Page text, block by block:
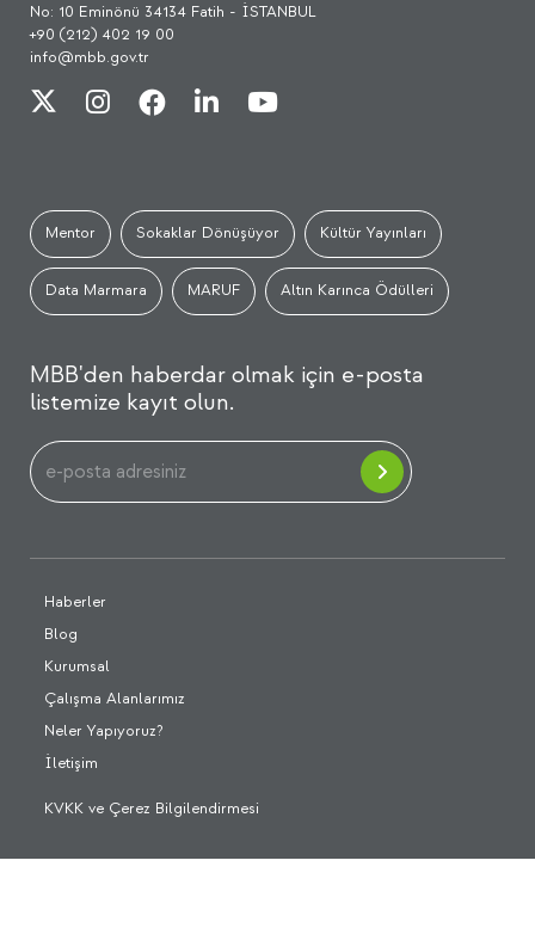
No: 10 Eminönü 34134 Fatih - İSTANBUL
+90 (212) 402 19 00
info@mbb.gov.tr
Mentor Sokaklar Dönüşüyor Kültür Yayınları
Data Marmara MARUF Altın Karınca Ödülleri
MBB'den haberdar olmak için e-posta
listemize kayıt olun.
Haberler
Blog
Kurumsal
Çalışma Alanlarımız
Neler Yapıyoruz?
İletişim
KVKK ve Çerez Bilgilendirmesi